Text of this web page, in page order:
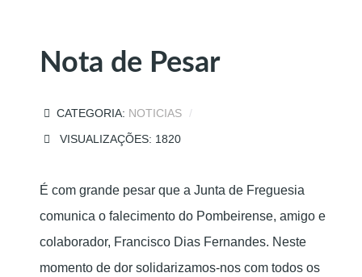
Nota de Pesar
CATEGORIA: NOTICIAS
VISUALIZAÇÕES: 1820
É com grande pesar que a Junta de Freguesia
comunica o falecimento do Pombeirense, amigo e
colaborador, Francisco Dias Fernandes. Neste
momento de dor solidarizamos-nos com todos os